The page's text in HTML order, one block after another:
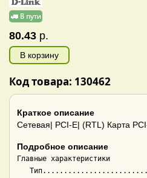
80.43 р.
В корзину
Код товара: 130462
Краткое описание
Сетевая| PCI-E| (RTL) Карта
Подробное описание
Главные характеристики